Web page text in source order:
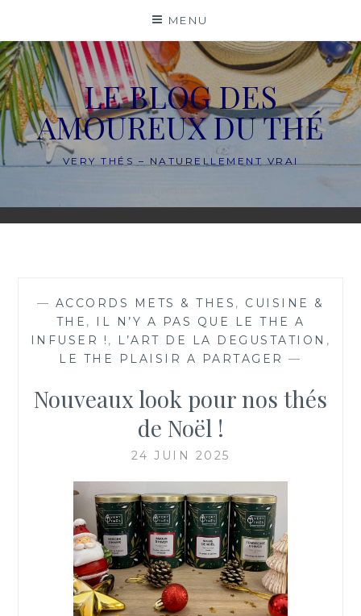
content
MENU
LE BLOG DES
AMOUREUX DU THÉ
VERY THÉS – NATURELLEMENT VRAI
— ACCORDS METS & THES , CUISINE &
THE ,
IL N’Y A PAS QUE LE THE A
INFUSER ! , L’ART DE LA DEGUSTATION ,
LE THE PLAISIR A PARTAGER —
Nouveaux look pour nos thés
de Noël !
24 JUIN 2025